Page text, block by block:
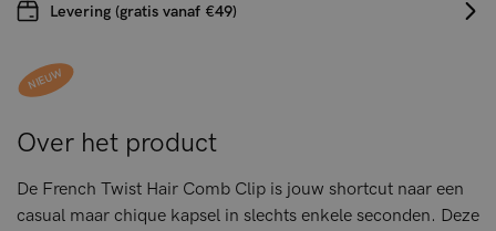
Levering (gratis vanaf €49)
NIEUW
Over het product
De French Twist Hair Comb Clip is jouw shortcut naar een
casual maar chique kapsel in slechts enkele seconden. Deze